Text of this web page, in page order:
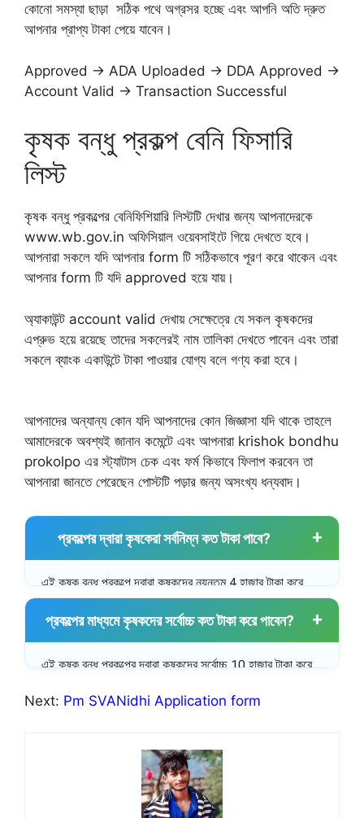
কোনো সমস্যা ছাড়া সঠিক পথে অগ্রসর হচ্ছে এবং আপনি অতি দ্রুত
আপনার প্রাপ্য টাকা পেয়ে যাবেন।
Approved → ADA Uploaded → DDA Approved →
Account Valid → Transaction Successful
কৃষক বন্ধু প্রকল্প বেনি ফিসারি
লিস্ট
কৃষক বন্ধু প্রকল্পের বেনিফিশিয়ারি লিস্টটি দেখার জন্য আপনাদেরকে
www.wb.gov.in অফিসিয়াল ওয়েবসাইটে গিয়ে দেখতে হবে।
আপনারা সকলে যদি আপনার form টি সঠিকভাবে পূরণ করে থাকেন এবং
আপনার form টি যদি approved হয়ে যায়।
অ্যাকাউন্ট account valid দেখায় সেক্ষেত্রে যে সকল কৃষকদের
এপ্রুভ হয়ে রয়েছে তাদের সকলেরই নাম তালিকা দেখতে পাবেন এবং তারা
সকলে ব্যাংক একাউন্টে টাকা পাওয়ার যোগ্য বলে গণ্য করা হবে।
আপনাদের অন্যান্য কোন যদি আপনাদের কোন জিজ্ঞাসা যদি থাকে তাহলে
আমাদেরকে অবশ্যই জানান কমেন্টে এবং আপনারা krishok bondhu
prokolpo এর স্ট্যাটাস চেক এবং ফর্ম কিভাবে ফিলাপ করবেন তা
আপনারা জানতে পেরেছেন পোস্টটি পড়ার জন্য অসংখ্য ধন্যবাদ।
প্রকল্পের দ্বারা কৃষকেরা সর্বনিম্ন কত টাকা পাবে?
এই কৃষক বন্ধু প্রকল্পে দ্বারা কৃষকদের ন্যূনতম 4 হাজার টাকা করে
কিস্তির মাধ্যমে দেওয়া হবে।
প্রকল্পের মাধ্যমে কৃষকদের সর্বোচ্চ কত টাকা করে পাবেন?
এই কৃষক বন্ধু প্রকল্পের দ্বারা কৃষকদের সর্বোচ্চ 10 হাজার টাকা করে
Next: Pm SVANidhi Application form